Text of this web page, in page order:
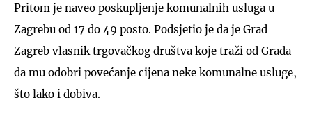
Pritom je naveo poskupljenje komunalnih usluga u
Zagrebu od 17 do 49 posto. Podsjetio je da je Grad
Zagreb vlasnik trgovačkog društva koje traži od Grada
da mu odobri povećanje cijena neke komunalne usluge,
što lako i dobiva.